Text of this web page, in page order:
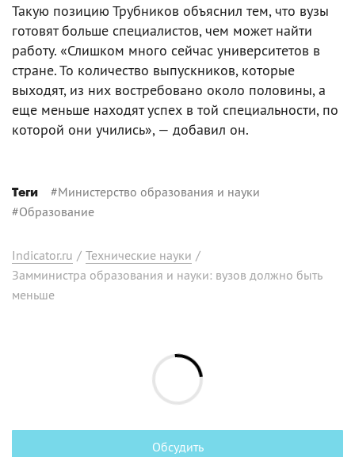
Такую позицию Трубников объяснил тем, что вузы
готовят больше специалистов, чем может найти
работу. «Слишком много сейчас университетов в
стране. То количество выпускников, которые
выходят, из них востребовано около половины, а
еще меньше находят успех в той специальности, по
которой они учились», — добавил он.
Теги #Министерство образования и науки
#Образование
Indicator.ru / Технические науки /
Замминистра образования и науки: вузов должно быть
меньше
Обсудить